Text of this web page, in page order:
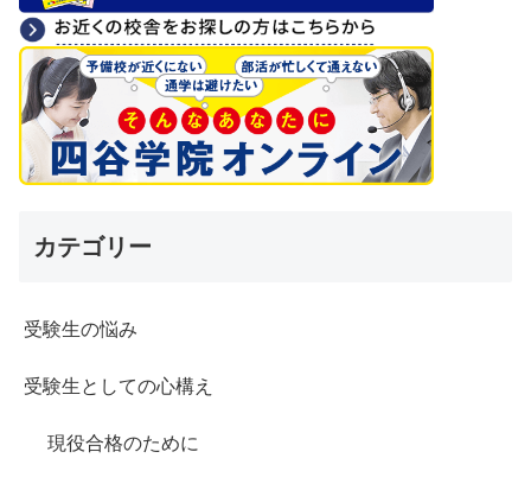
カテゴリー
受験生の悩み
受験生としての心構え
現役合格のために